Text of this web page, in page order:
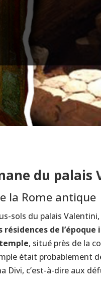
du palais
la Rome antique
sols du palais
résidences de l’époque
, situé près de la
était probablement
Divi, c’est-à-dire aux